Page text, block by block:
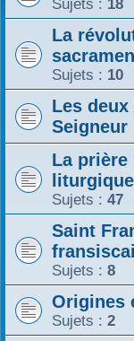
Sujets : 18
La
Sujets : 10
Les deux
Seigneur
La prière
Sujets : 47
Saint
Sujets : 8
Origines
Sujets : 2